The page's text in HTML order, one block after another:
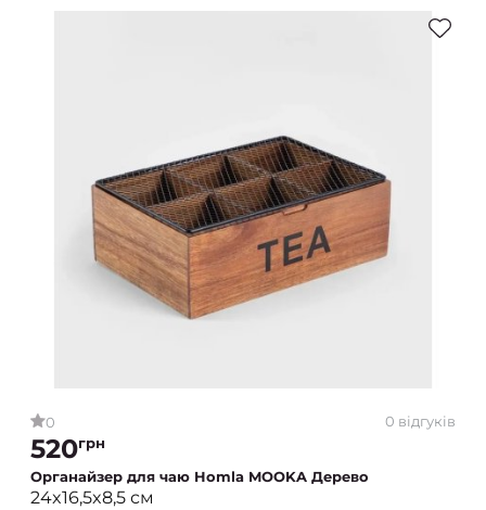
0 0 відгуків
520грн
Органайзер для чаю Homla MOOKA Дерево
24x16,5x8,5 см